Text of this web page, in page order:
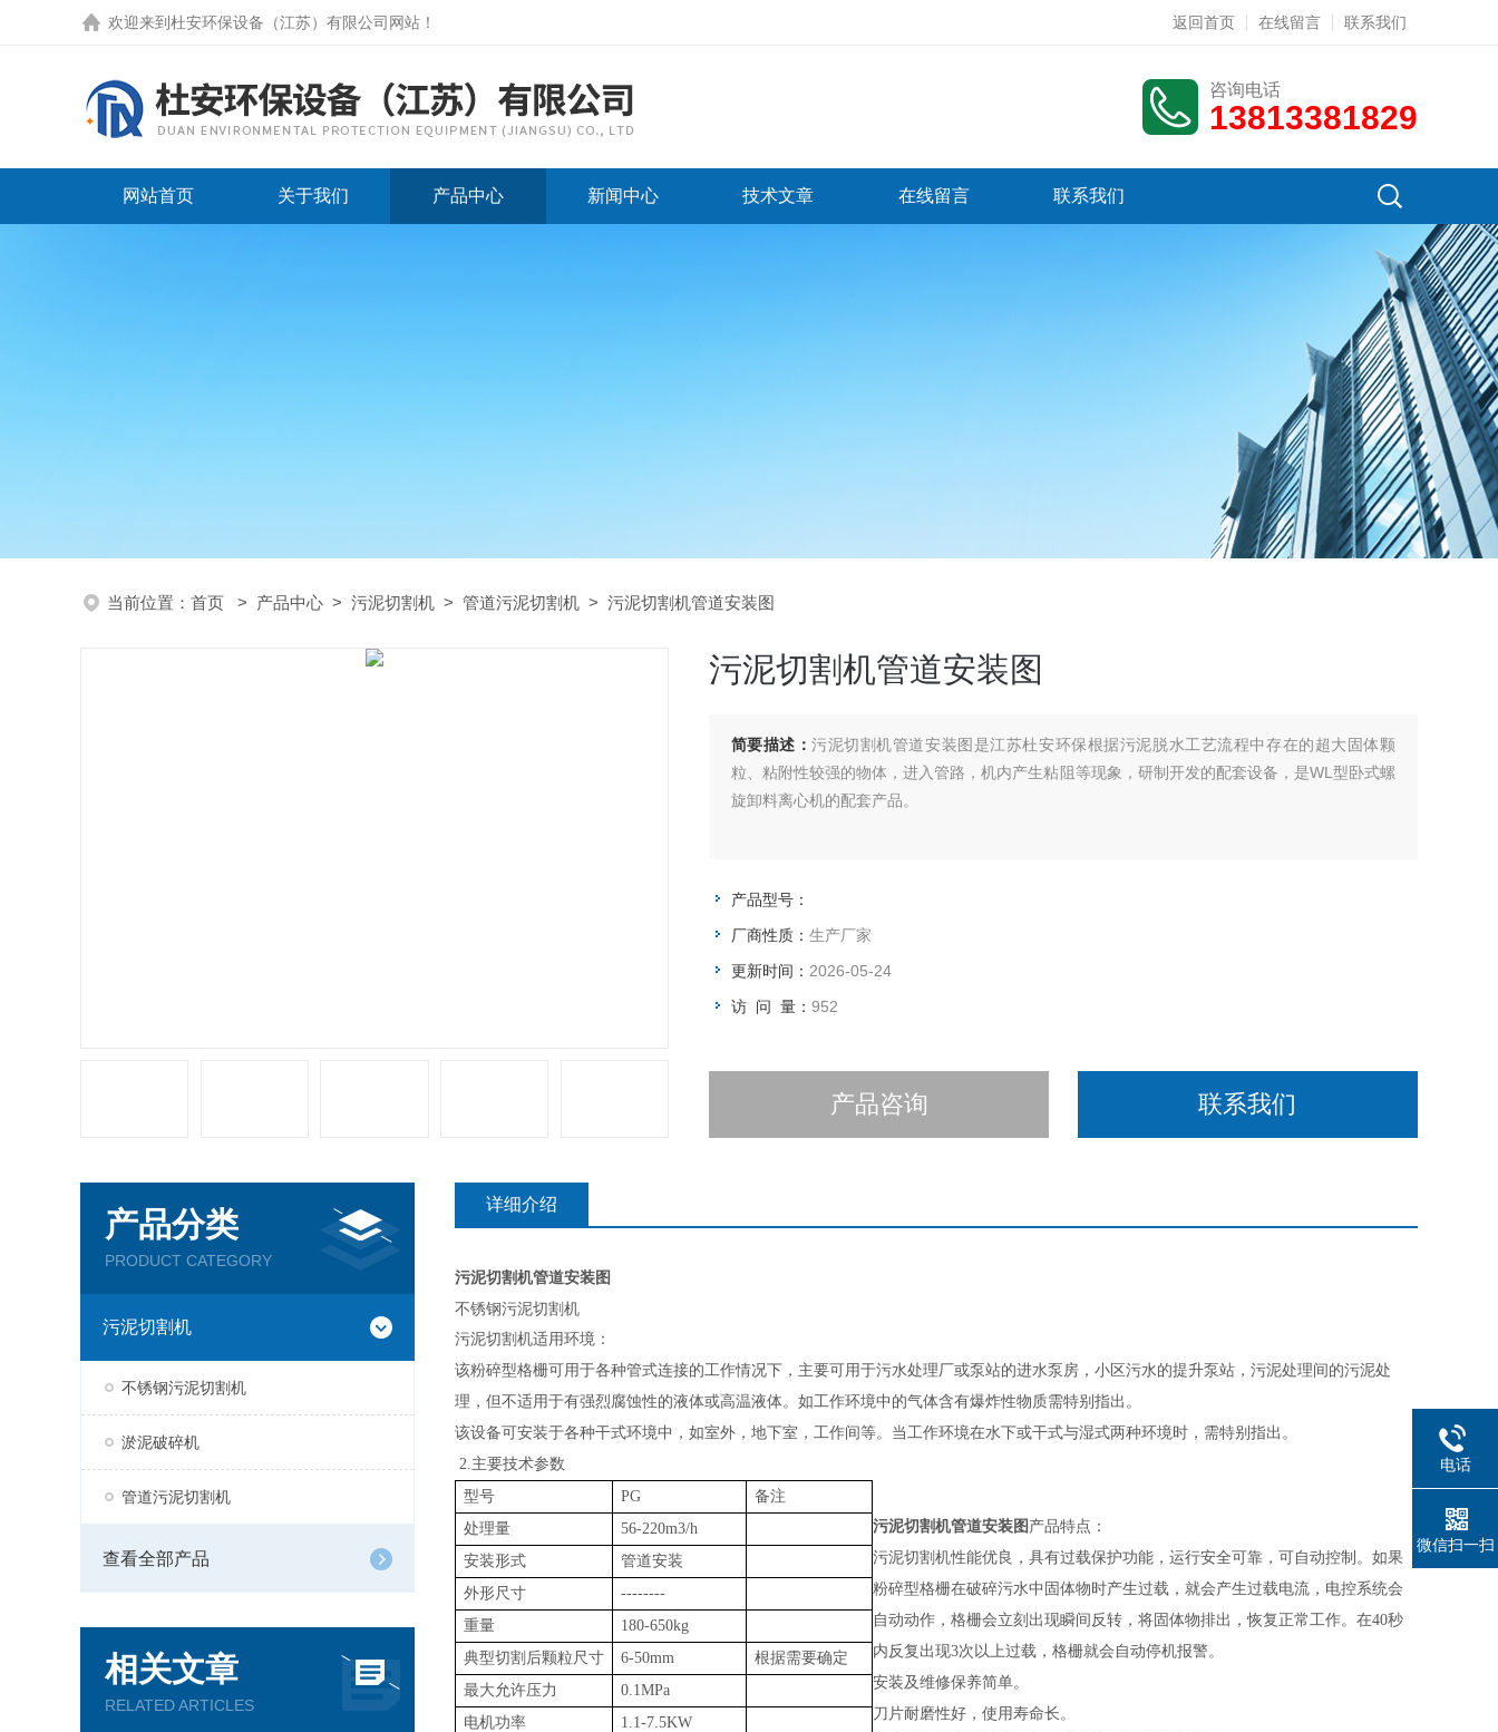
欢迎来到 杜安环保设备（江苏）有限公司网站 ！ 返回首页 在线留言 联系我们
咨询电话
13813381829
网站首页 关于我们 产品中心 新闻中心 技术文章 在线留言 联系我们
当前位置： 首页 > 产品中心 > 污泥切割机 > 管道污泥切割机 > 污泥切割机管道安装图
污泥切割机管道安装图
简要描述： 污泥切割机管道安装图是江苏杜安环保根据污泥脱水工艺流程中存在的超大固体颗
粒、粘附性较强的物体，进入管路，机内产生粘阻等现象，研制开发的配套设备，是WL型卧式螺
旋卸料离心机的配套产品。
产品型号：
厂商性质： 生产厂家
更新时间： 2026-05-24
访 问 量： 952
产品咨询 联系我们
产品分类
PRODUCT CATEGORY
污泥切割机
不锈钢污泥切割机
淤泥破碎机
管道污泥切割机
查看全部产品
相关文章
RELATED ARTICLES
详细介绍
污泥切割机管道安装图
不锈钢污泥切割机
污泥切割机适用环境 ：
该粉碎型格栅可用于各种管式连接的工作情况下，主要可用于污水处理厂或泵站的进水泵房，小区污水的提升泵站，污泥处理间的污泥处
理，但不适用于有强烈腐蚀性的液体或高温液体。如工作环境中的气体含有爆炸性物质需特别指出。
该设备可安装于各种干式环境中，如室外，地下室，工作间等。当工作环境在水下或干式与湿式两种环境时，需特别指出。
2.主要技术参数
型号
PG
备注
处理量
56-220m3/h
安装形式
管道安装
外形尺寸
--------
重量
180-650kg
典型切割后颗粒尺寸
6-50mm
根据需要确定
最大允许压力
0.1MPa
电机功率
1.1-7.5KW
污泥切割机管道安装图 产品特点 ：
污泥切割机性能优良，具有过载保护功能，运行安全可靠 ，可自动控制 。 如果
粉碎型格栅在破碎污水中固体物时产生过载，就会产生过载电流，电控系统会
自动动作，格栅会立刻出现瞬间反转，将固体物排出，恢复正常工作。在40秒
内反复出现3次以上过载，格栅就会自动停机报警。
安装及维修保养简单。
刀片耐磨性好，使用寿命长。
电话
微信扫一扫